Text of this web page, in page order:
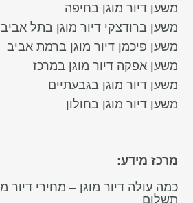
משען דיור מוגן בחיפה
משען ברודצקי דיור מוגן בתל אביב
משען פיכמן דיור מוגן ברמת אביב
משען אפקה דיור מוגן במרכז
משען דיור מוגן בגבעתיים
משען דיור מוגן בחולון
מרכז מידע:
תשלום